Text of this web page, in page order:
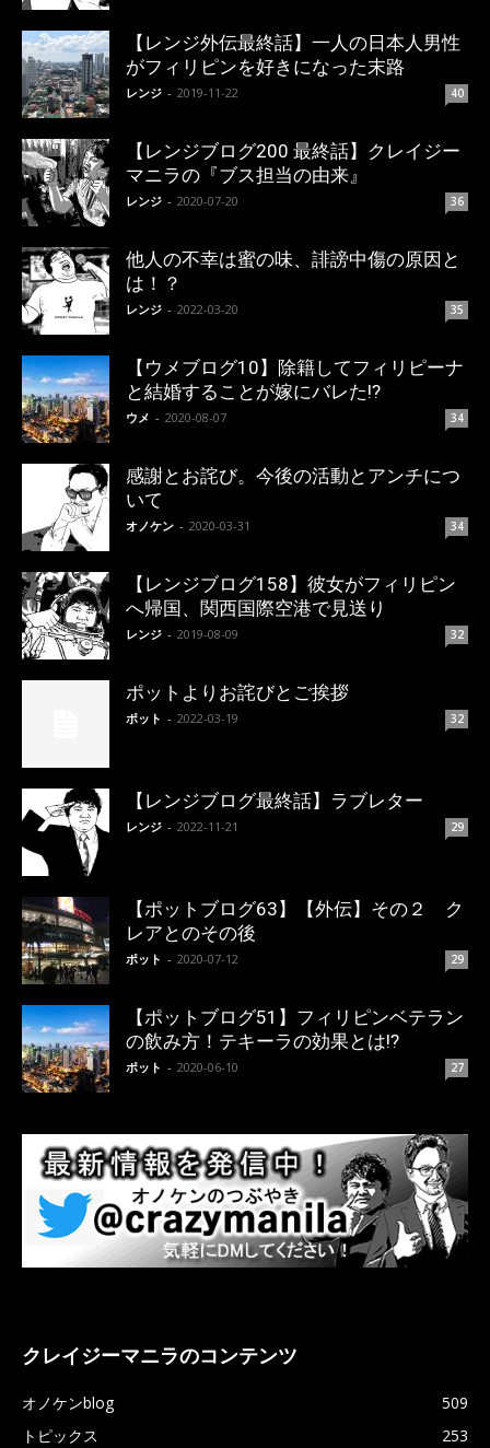
【レンジ外伝最終話】一人の日本人男性
がフィリピンを好きになった末路
レンジ - 2019-11-22 40
【レンジブログ200 最終話】クレイジー
マニラの『ブス担当の由来』
レンジ - 2020-07-20 36
他人の不幸は蜜の味、誹謗中傷の原因と
は！？
レンジ - 2022-03-20 35
【ウメブログ10】除籍してフィリピーナ
と結婚することが嫁にバレた!?
ウメ - 2020-08-07 34
感謝とお詫び。今後の活動とアンチにつ
いて
オノケン - 2020-03-31 34
【レンジブログ158】彼女がフィリピン
へ帰国、関西国際空港で見送り
レンジ - 2019-08-09 32
ポットよりお詫びとご挨拶
ポット - 2022-03-19 32
【レンジブログ最終話】ラブレター
レンジ - 2022-11-21 29
【ポットブログ63】【外伝】その２ ク
レアとのその後
ポット - 2020-07-12 29
【ポットブログ51】フィリピンベテラン
の飲み方！テキーラの効果とは!?
ポット - 2020-06-10 27
クレイジーマニラのコンテンツ
オノケンblog
509
トピックス
253